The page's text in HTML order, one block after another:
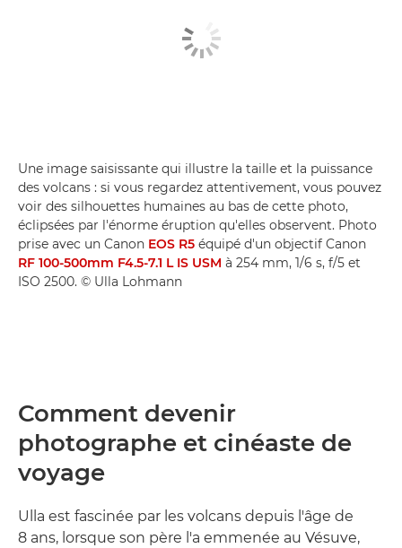
Une image saisissante qui illustre la taille et la puissance
des volcans : si vous regardez attentivement, vous pouvez
voir des silhouettes humaines au bas de cette photo,
éclipsées par l'énorme éruption qu'elles observent. Photo
prise avec un Canon EOS R5 équipé d'un objectif Canon
RF 100-500mm F4.5-7.1 L IS USM à 254 mm, 1/6 s, f/5 et
ISO 2500. © Ulla Lohmann
Comment devenir
photographe et cinéaste de
voyage
Ulla est fascinée par les volcans depuis l'âge de
8 ans, lorsque son père l'a emmenée au Vésuve,